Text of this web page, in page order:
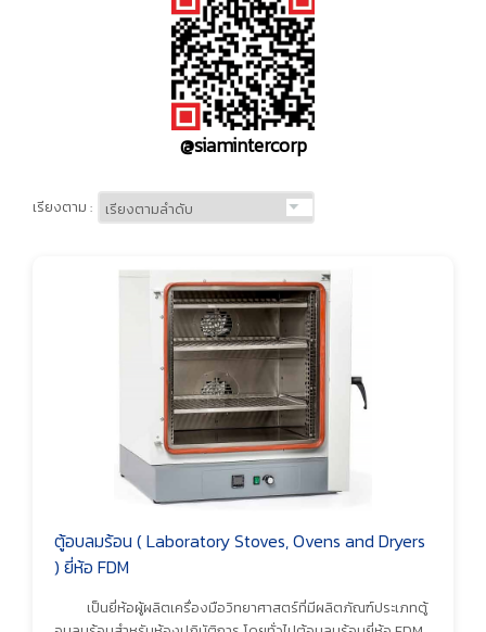
@siamintercorp
เรียงตาม :
ตู้อบลมร้อน ( Laboratory Stoves, Ovens and Dryers
) ยี่ห้อ FDM
เป็นยี่ห้อผู้ผลิตเครื่องมือวิทยาศาสตร์ที่มีผลิตภัณฑ์ประเภทตู้